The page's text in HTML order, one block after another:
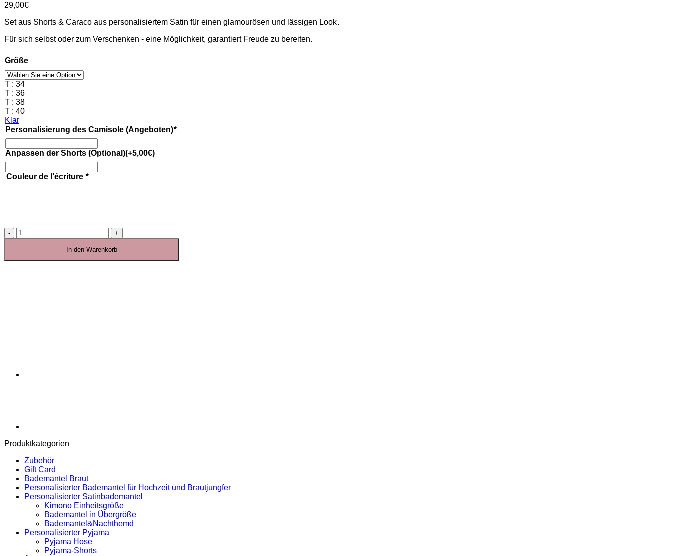
29,00€
Set aus Shorts & Caraco aus personalisiertem Satin für einen glamourösen und lässigen Look.
Für sich selbst oder zum Verschenken - eine Möglichkeit, garantiert Freude zu bereiten.
Größe
T : 34
T : 36
T : 38
T : 40
Klar
Personalisierung des Camisole (Angeboten)*
Anpassen der Shorts (Optional)(+5,00€)
Couleur de l’écriture *
Caraco
short
dentelle
In den Warenkorb
Produktkategorien
Zubehör
Gift Card
Bademantel Braut
Personalisierter Bademantel für Hochzeit und Brautjungfer
Personalisierter Satinbademantel
Kimono Einheitsgröße
Bademantel in Übergröße
Bademantel&Nachthemd
Personalisierter Pyjama
Pyjama Hose
Pyjama-Shorts